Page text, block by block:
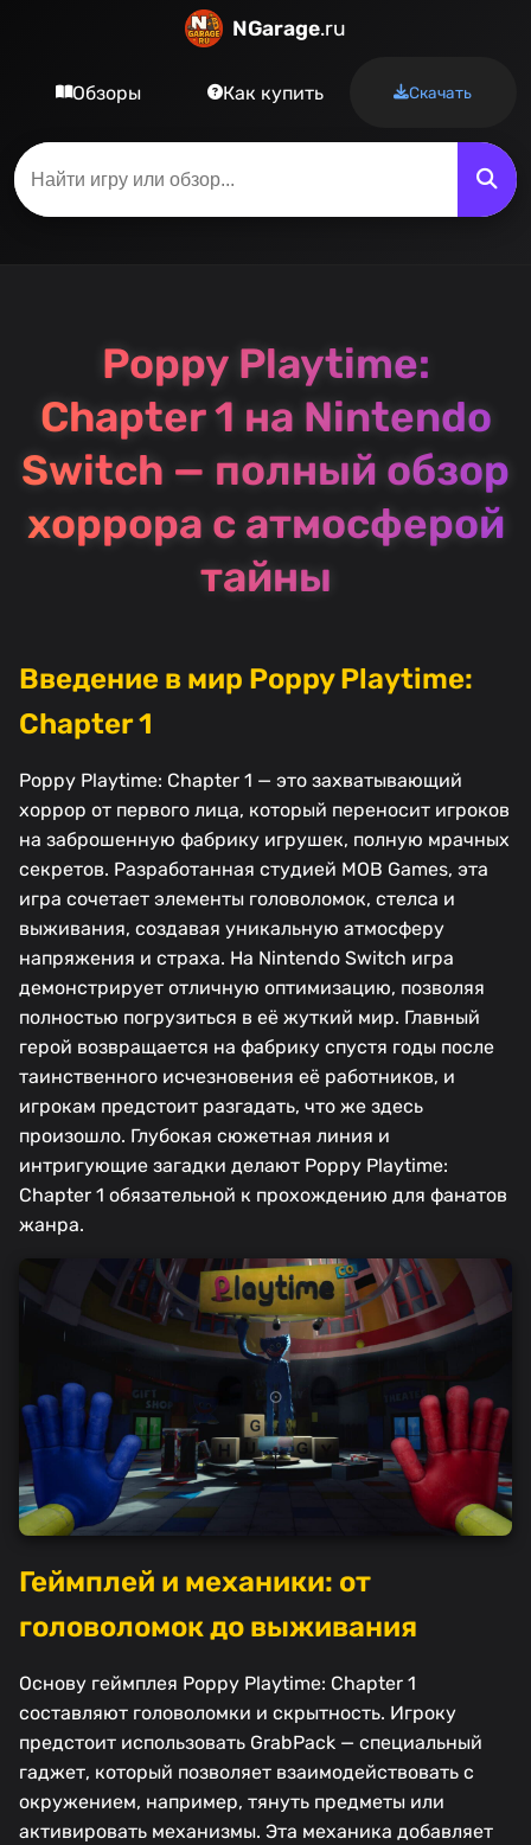
NGarage.ru
Обзоры Как купить Скачать
Poppy Playtime:
Chapter 1 на Nintendo
Switch — полный обзор
хоррора с атмосферой
тайны
Введение в мир Poppy Playtime:
Chapter 1
Poppy Playtime: Chapter 1 — это захватывающий
хоррор от первого лица, который переносит игроков
на заброшенную фабрику игрушек, полную мрачных
секретов. Разработанная студией MOB Games, эта
игра сочетает элементы головоломок, стелса и
выживания, создавая уникальную атмосферу
напряжения и страха. На Nintendo Switch игра
демонстрирует отличную оптимизацию, позволяя
полностью погрузиться в её жуткий мир. Главный
герой возвращается на фабрику спустя годы после
таинственного исчезновения её работников, и
игрокам предстоит разгадать, что же здесь
произошло. Глубокая сюжетная линия и
интригующие загадки делают Poppy Playtime:
Chapter 1 обязательной к прохождению для фанатов
жанра.
Геймплей и механики: от
головоломок до выживания
Основу геймплея Poppy Playtime: Chapter 1
составляют головоломки и скрытность. Игроку
предстоит использовать GrabPack — специальный
гаджет, который позволяет взаимодействовать с
окружением, например, тянуть предметы или
активировать механизмы. Эта механика добавляет